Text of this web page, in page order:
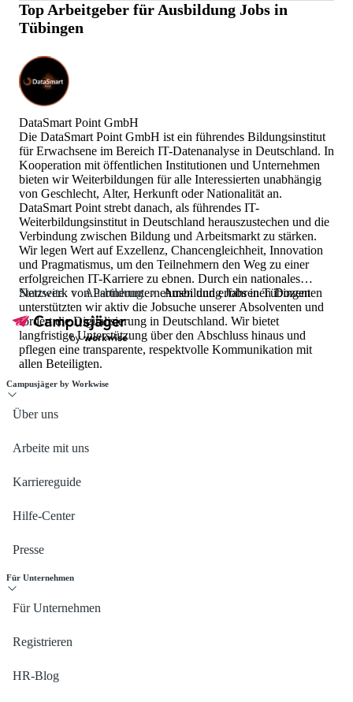
Das Durchschnittsgehalt für Ausbildung Jobs in Tübingen
ist 1.300 €.
Top Arbeitgeber für Ausbildung Jobs in
Tübingen
DataSmart Point GmbH
Die DataSmart Point GmbH ist ein führendes Bildungsinstitut
für Erwachsene im Bereich IT-Datenanalyse in Deutschland. In
Kooperation mit öffentlichen Institutionen und Unternehmen
bieten wir Weiterbildungen für alle Interessierten unabhängig
von Geschlecht, Alter, Herkunft oder Nationalität an.
DataSmart Point strebt danach, als führendes IT-
Weiterbildungsinstitut in Deutschland herauszustechen und die
Verbindung zwischen Bildung und Arbeitsmarkt zu stärken.
Wir legen Wert auf Exzellenz, Chancengleichheit, Innovation
und Pragmatismus, um den Teilnehmern den Weg zu einer
erfolgreichen IT-Karriere zu ebnen. Durch ein nationales
Netzwerk von Partnerunternehmen und erfahrenen Dozenten
unterstützten wir aktiv die Jobsuche unserer Absolventen und
fördert die Digitalisierung in Deutschland. Wir bietet
langfristige Unterstützung über den Abschluss hinaus und
pflegen eine transparente, respektvolle Kommunikation mit
allen Beteiligten.
Startseite Ausbildung Ausbildung Jobs in Tübingen
Campusjäger by Workwise
Über uns
Arbeite mit uns
Karriereguide
Hilfe-Center
Presse
Für Unternehmen
Für Unternehmen
Registrieren
HR-Blog